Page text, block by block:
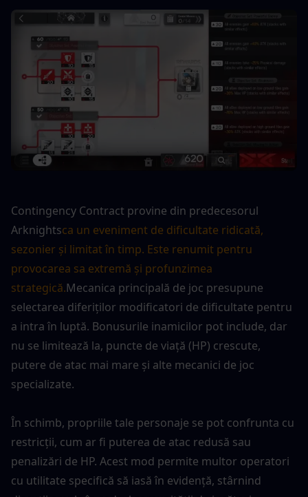
Contingency Contract provine din predecesorul
Arknightsca un eveniment de dificultate ridicată,
sezonier și limitat în timp. Este renumit pentru
provocarea sa extremă și profunzimea
strategică.Mecanica principală de joc presupune
selectarea diferiților modificatori de dificultate pentru
a intra în luptă. Bonusurile inamicilor pot include, dar
nu se limitează la, puncte de viață (HP) crescute,
putere de atac mai mare și alte mecanici de joc
specializate.
În schimb, propriile tale personaje se pot confrunta cu
restricții, cum ar fi puterea de atac redusă sau
penalizări de HP. Acest mod permite multor operatori
cu utilitate specifică să iasă în evidență, stârnind